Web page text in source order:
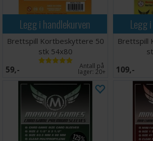
Legg i handlekurven
Brettspill Kortbeskyttere 50
stk 54x80
59,- Antall på
lager: 20+
Legg
Brettspill
109,-